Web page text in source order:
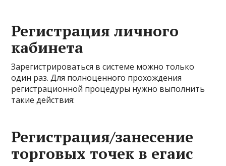
Регистрация личного
кабинета
Зарегистрироваться в системе можно только
один раз. Для полноценного прохождения
регистрационной процедуры нужно выполнить
такие действия:
Регистрация/занесение
торговых точек в егаис